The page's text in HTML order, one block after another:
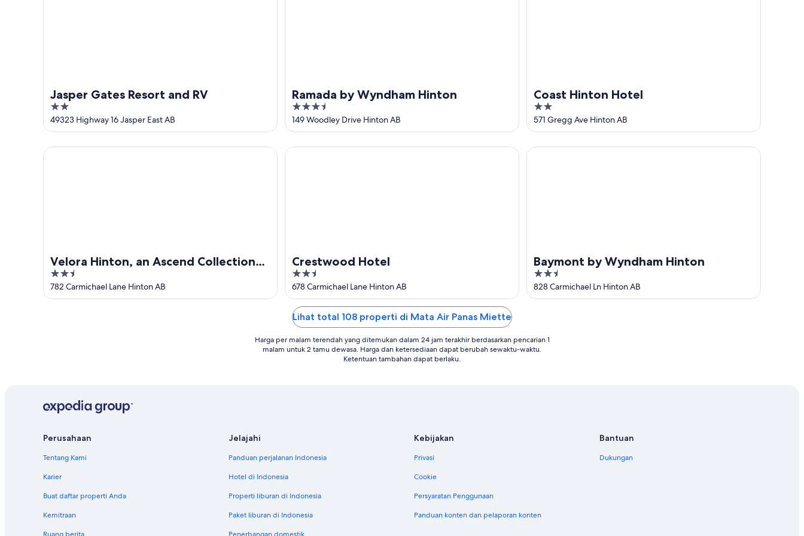
Jasper Gates Resort and RV
2
out
of
5
49323 Highway 16 Jasper East AB
Ramada by Wyndham Hinton
3.5
out
of
5
149 Woodley Drive Hinton AB
Coast Hinton Hotel
2
out
of
5
571 Gregg Ave Hinton AB
Velora Hinton, an Ascend Collection
Hotel
2.5
out
of
782 Carmichael Lane Hinton AB
Velora Hinton, an Ascend Collection Hotel
Crestwood Hotel
2.5
out
of
5
678 Carmichael Lane Hinton AB
Crestwood Hotel
Baymont by Wyndham Hinton
2.5
out
of
828 Carmichael Ln Hinton AB
Baymont by Wyndham Hinton
Lihat total 108 properti di Mata Air Panas Miette
Harga per malam terendah yang ditemukan dalam 24 jam terakhir berdasarkan pencarian 1
malam untuk 2 tamu dewasa. Harga dan ketersediaan dapat berubah sewaktu-waktu.
Ketentuan tambahan dapat berlaku.
Perusahaan
Tentang Kami
Karier
Buat daftar properti Anda
Kemitraan
Jelajahi
Panduan perjalanan Indonesia
Hotel di Indonesia
Properti liburan di Indonesia
Paket liburan di Indonesia
Kebijakan
Privasi
Cookie
Persyaratan Penggunaan
Panduan konten dan pelaporan konten
Bantuan
Dukungan